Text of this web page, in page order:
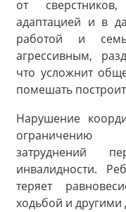
от
адаптацией и в
работой и
агрессивным,
что усложнит
помешать
Нарушение
ограничению
затруднений
инвалидности.
теряет
ходьбой и